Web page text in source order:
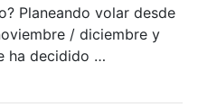
Planeando volar desde
/ diciembre y
ha decidido …